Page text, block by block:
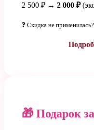
2 500 ₽ → 2 000 ₽
❓ Скидка не
🎁 Подарок